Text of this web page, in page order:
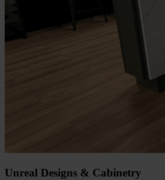
Unreal Designs & Cabinetry